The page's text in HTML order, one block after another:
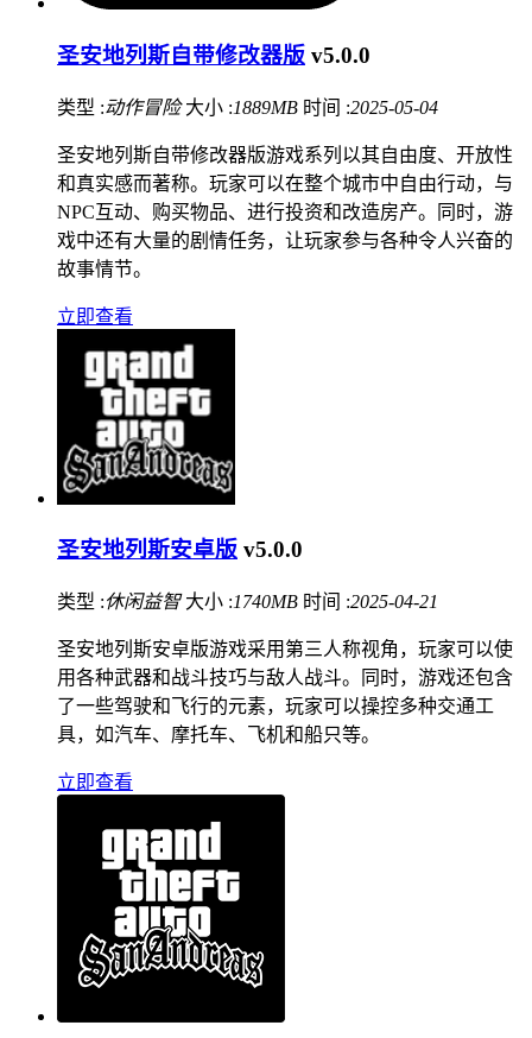
圣安地列斯自带修改器版 v5.0.0
类型 :动作冒险 大小 :1889MB 时间 :2025-05-04
圣安地列斯自带修改器版游戏系列以其自由度、开放性
和真实感而著称。玩家可以在整个城市中自由行动，与
NPC互动、购买物品、进行投资和改造房产。同时，游
戏中还有大量的剧情任务，让玩家参与各种令人兴奋的
故事情节。
立即查看
圣安地列斯安卓版 v5.0.0
类型 :休闲益智 大小 :1740MB 时间 :2025-04-21
圣安地列斯安卓版游戏采用第三人称视角，玩家可以使
用各种武器和战斗技巧与敌人战斗。同时，游戏还包含
了一些驾驶和飞行的元素，玩家可以操控多种交通工
具，如汽车、摩托车、飞机和船只等。
立即查看